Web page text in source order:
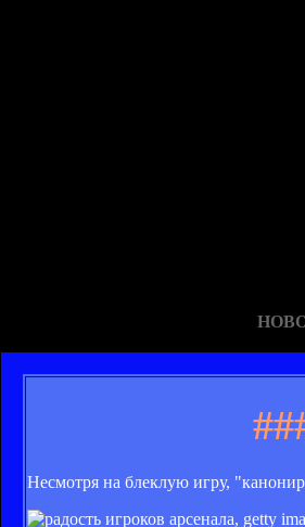
Несмотря на блеклую игру,